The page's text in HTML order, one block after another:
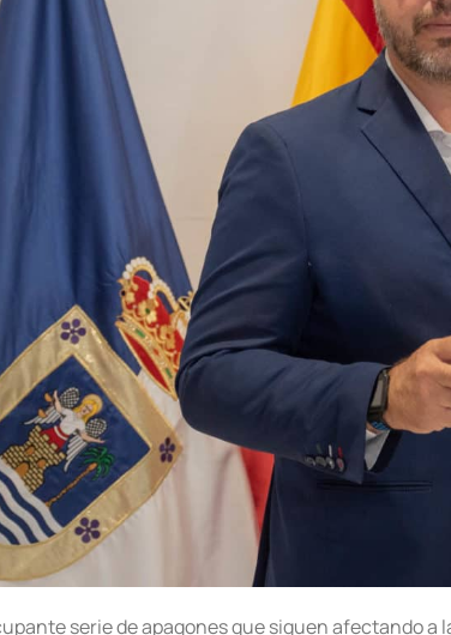
serie de apagones que siguen afectando a